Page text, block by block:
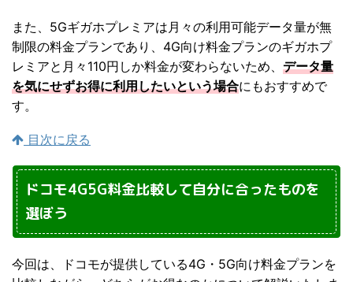
また、5Gギガホプレミアは月々の利用可能データ量が無
制限の料金プランであり、4G向け料金プランのギガホプ
レミアと月々110円しか料金が変わらないため、 データ量
を気にせずお得に利用したいという場合にもおすすめで
す。
目次に戻る
ドコモ4G5G料金比較して自分に合ったものを
選ぼう
今回は、ドコモが提供している4G・5G向け料金プランを